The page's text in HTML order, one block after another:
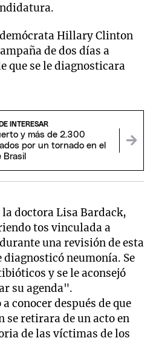
Hillary Clinton
de dos días a
que se le diagnosticara
INTERESAR
y más de 2.300
por un tornado en el
Brasil
doctora Lisa Bardack,
tos vinculada a
una revisión de esta
diagnosticó neumonía. Se
y se le aconsejó
su agenda".
conocer después de que
se retirara de un acto en
de las víctimas de los